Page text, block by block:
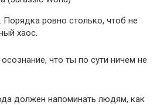
Порядка ровно столько, чтоб не
хаос.
что ты по сути ничем не
должен напоминать людям, как